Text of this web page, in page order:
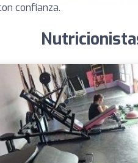
confianza.